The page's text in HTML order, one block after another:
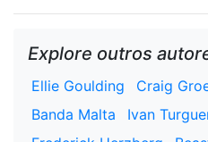
Explore outros
Ellie Goulding Craig
Banda Malta
Ivan